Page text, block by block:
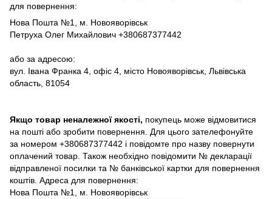
для повернення:
Нова Пошта №1, м. Новояворівськ
Петруха Олег Михайлович +380687377442
або за адресою:
вул. Івана Франка 4, офіс 4, місто Новояворівськ, Львівська
область, 81054
Якщо товар неналежної якості, покупець може відмовитися
на пошті або зробити повернення. Для цього зателефонуйте
за номером +380687377442 і повідомте про назву повернути
оплачений товар. Також необхідно повідомити № декларації
відправленої посилки та № банківської картки для повернення
коштів. Адреса для повернення:
Нова Пошта №1, м. Новояворівськ